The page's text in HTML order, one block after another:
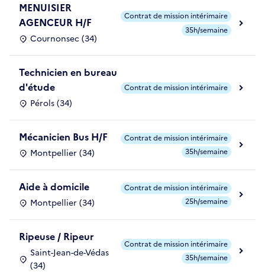
MENUISIER
AGENCEUR H/F
Cournonsec (34)
Contrat de mission intérimaire
35h/semaine
Technicien en bureau
d'étude
Pérols (34)
Contrat de mission intérimaire
Mécanicien Bus H/F
Montpellier (34)
Contrat de mission intérimaire
35h/semaine
Aide à domicile
Montpellier (34)
Contrat de mission intérimaire
25h/semaine
Ripeuse / Ripeur
Saint-Jean-de-Védas
(34)
Contrat de mission intérimaire
35h/semaine